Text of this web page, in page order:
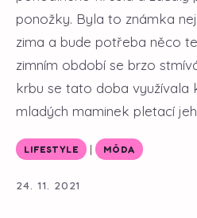
ponožky. Byla to známka
zima a bude potřeba něco
zimním období se brzo
krbu se tato doba využívala
mladých maminek pletací
LIFESTYLE | MÓDA
24. 11. 2021